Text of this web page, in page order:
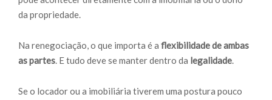
da propriedade.
Na renegociação, o que importa é a flexibilidade de ambas
as partes. E tudo deve se manter dentro da legalidade.
Se o locador ou a imobiliária tiverem uma postura pouco